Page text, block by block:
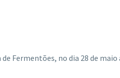
Fermentões, no dia 28 de